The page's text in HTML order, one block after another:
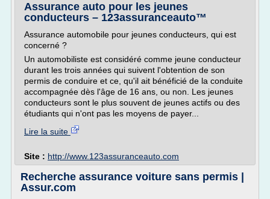
Assurance auto pour les jeunes
conducteurs – 123assuranceauto™
Assurance automobile pour jeunes conducteurs, qui est
concerné ?
Un automobiliste est considéré comme jeune conducteur
durant les trois années qui suivent l'obtention de son
permis de conduire et ce, qu'il ait bénéficié de la conduite
accompagnée dès l'âge de 16 ans, ou non. Les jeunes
conducteurs sont le plus souvent de jeunes actifs ou des
étudiants qui n'ont pas les moyens de payer...
Lire la suite
Site : http://www.123assuranceauto.com
Recherche assurance voiture sans permis |
Assur.com